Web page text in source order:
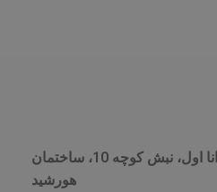
اصفهان، خیابان آپادانا اول، نبش کوچه 10، ساختمان
هورشید